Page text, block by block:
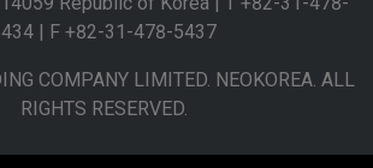
| F +82-31-478-5437
COMPANY LIMITED. NEOKOREA. ALL
RIGHTS RESERVED.